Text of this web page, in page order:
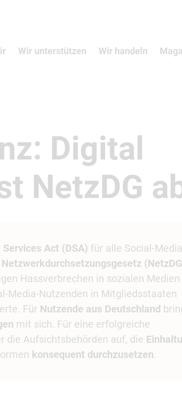
Wir unterstützen Wir handeln
Digital
NetzDG
Act (DSA) für alle Social-
Netzwerkdurchsetzungsgesetz
Hassverbrechen in sozialen Medien
Media-Nutzenden in Mitgliedsstaaten
Für Nutzende aus Deutschland
mit sich. Für eine erfolgreiche
die Aufsichtsbehörden auf, die
konsequent durchzusetzen.